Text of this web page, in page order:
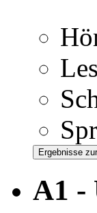
Ergebnisse
A1 -